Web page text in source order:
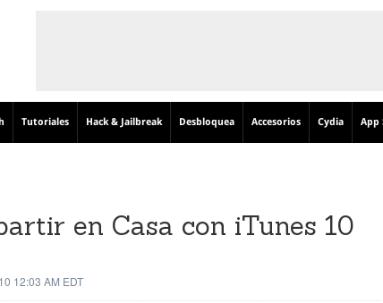
Tutoriales Hack & Jailbreak Desbloquea Accesorios Cydia App
en Casa con iTunes 10
12:03 AM EDT